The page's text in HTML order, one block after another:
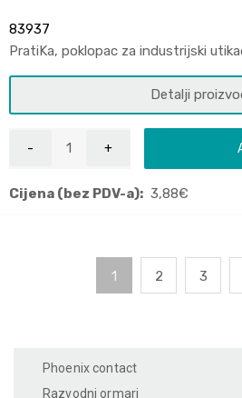
83937
PratiKa, poklopac za industrijski
Detalji
Cijena (bez PDV-a): 3,88€
1 2 3
Phoenix contact
Razvodni ormari